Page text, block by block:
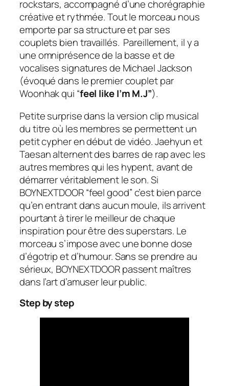
rockstars, accompagné d’une chorégraphie
créative et rythmée. Tout le morceau nous
emporte par sa structure et par ses
couplets bien travaillés. Pareillement, il y a
une omniprésence de la basse et de
vocalises signatures de Michael Jackson
(évoqué dans le premier couplet par
Woonhak qui “feel like I’m M.J”).
Petite surprise dans la version clip musical
du titre où les membres se permettent un
petitcypheren début de vidéo. Jaehyun et
Taesan alternent des barres de rap avec les
autres membres qui les hypent, avant de
démarrer véritablement le son. Si
BOYNEXTDOOR “feel good” c’est bien parce
qu’en entrant dans aucun moule, ils arrivent
pourtant à tirer le meilleur de chaque
inspiration pour être des superstars. Le
morceau s’impose avec une bonne dose
d’égotrip et d’humour. Sans se prendre au
sérieux, BOYNEXTDOOR passent maîtres
dans l’art d’amuser leur public.
Step by step